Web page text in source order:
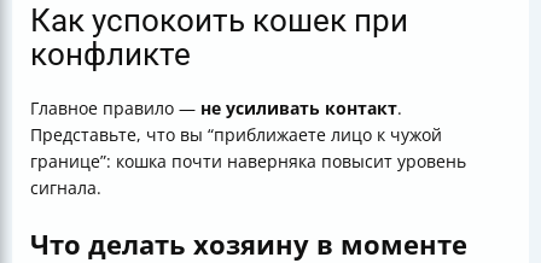
Как успокоить кошек при
конфликте
Главное правило — не усиливать контакт.
Представьте, что вы “приближаете лицо к чужой
границе”: кошка почти наверняка повысит уровень
сигнала.
Что делать хозяину в моменте